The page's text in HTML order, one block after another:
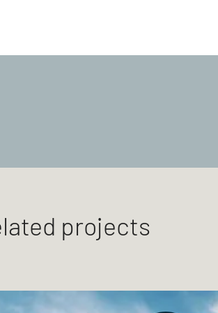
projects